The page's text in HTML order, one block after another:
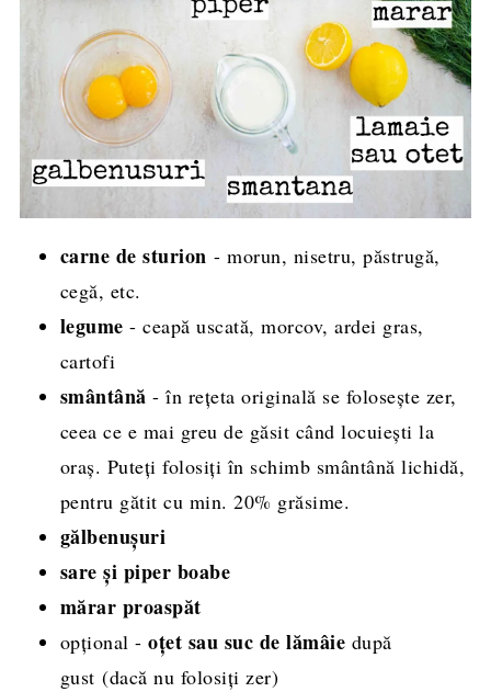
carne de sturion - morun, nisetru, păstrugă,
cegă, etc.
legume - ceapă uscată, morcov, ardei gras,
cartofi
smântână- în rețeta originală se folosește zer,
ceea ce e mai greu de găsit când locuiești la
oraș. Puteți folosiți în schimb smântână lichidă,
pentru gătit cu min. 20% grăsime.
gălbenușuri
sare și piper boabe
mărar proaspăt
opțional -oțet sau suc de lămâie după
gust (dacă nu folosiți zer)